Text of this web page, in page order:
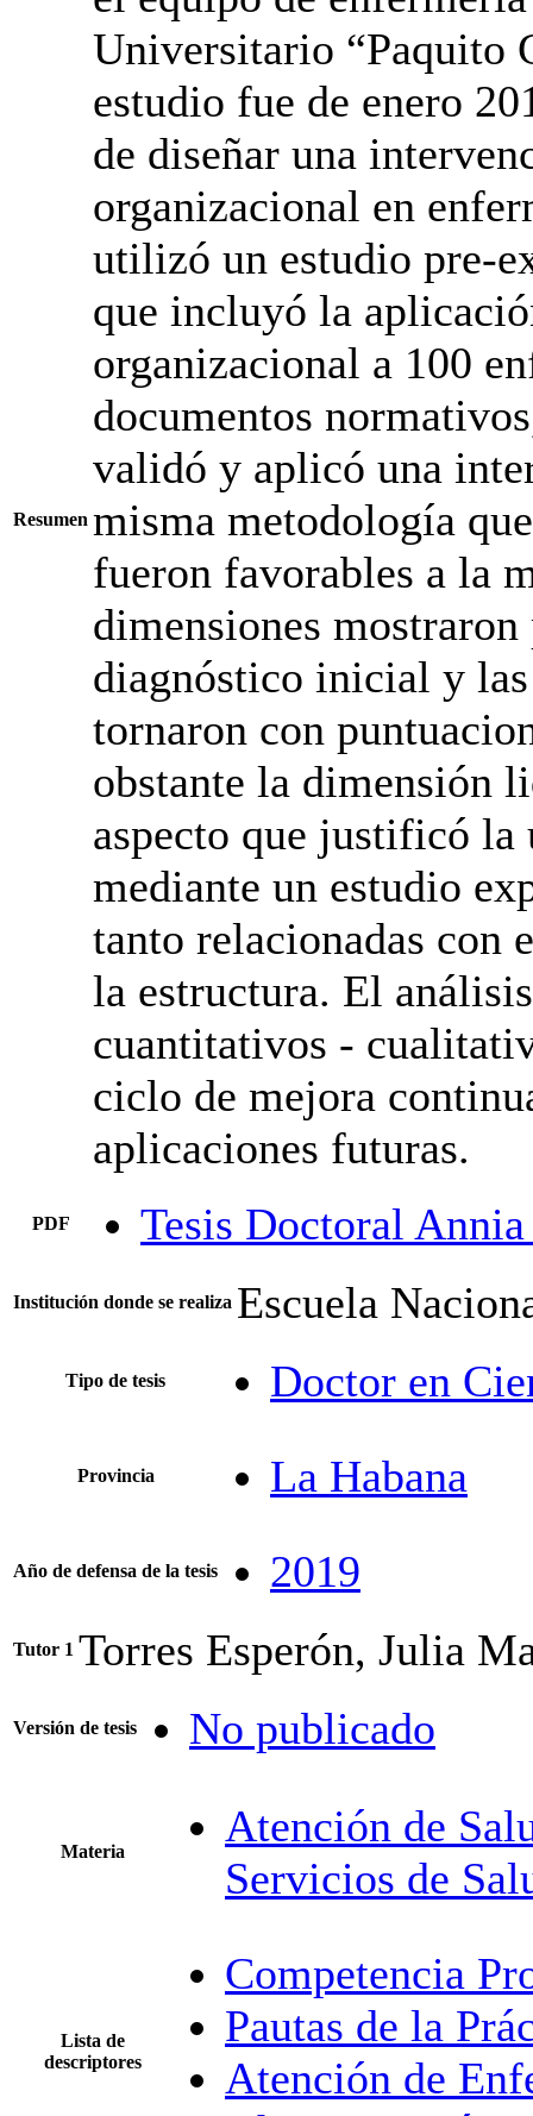
Resumen
Universitario “Paquito
estudio fue de enero
de diseñar una
organizacional en
utilizó un estudio pre-
que incluyó la
organizacional a 100
documentos
validó y aplicó una
misma metodología
fueron favorables a la
dimensiones
diagnóstico inicial y
tornaron con
obstante la dimensión
aspecto que justificó
mediante un estudio
tanto relacionadas con
la estructura. El
cuantitativos -
ciclo de mejora
aplicaciones futuras.
PDF Tesis Doctoral
Institución donde se realiza Escuela
Tipo de tesis Doctor en
Provincia La Habana
Año de defensa de la tesis 2019
Tutor 1 Torres Esperón, Julia
Versión de tesis No publicado
Materia
Atención de
Servicios de
Lista de
descriptores
Competencia
Pautas de la
Atención de